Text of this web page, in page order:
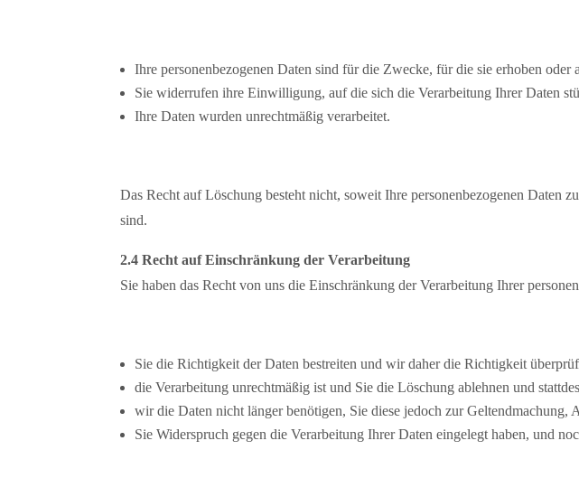
Ihre personenbezogenen Daten sind für die Zwecke, für die sie erhoben
Sie widerrufen ihre Einwilligung, auf die sich die Verarbeitung Ihrer Daten
Ihre Daten wurden unrechtmäßig verarbeitet.
Das Recht auf Löschung besteht nicht, soweit Ihre personenbezogenen Daten
sind.
2.4 Recht auf Einschränkung der Verarbeitung
Sie haben das Recht von uns die Einschränkung der Verarbeitung Ihrer
Sie die Richtigkeit der Daten bestreiten und wir daher die Richtigkeit
die Verarbeitung unrechtmäßig ist und Sie die Löschung ablehnen und
wir die Daten nicht länger benötigen, Sie diese jedoch zur Geltendmachung,
Sie Widerspruch gegen die Verarbeitung Ihrer Daten eingelegt haben, und